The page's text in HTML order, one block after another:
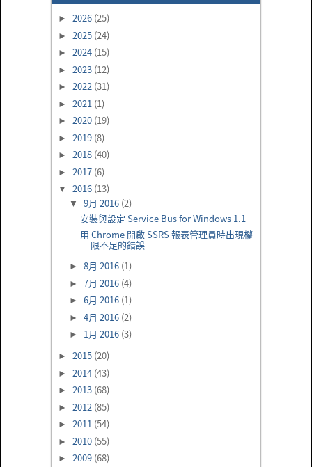
► 2026 (25)
► 2025 (24)
► 2024 (15)
► 2023 (12)
► 2022 (31)
► 2021 (1)
► 2020 (19)
► 2019 (8)
► 2018 (40)
► 2017 (6)
▼ 2016 (13)
▼ 9月 2016 (2)
安裝與設定 Service Bus for Windows 1.1
用 Chrome 開啟 SSRS 報表管理員時出現權
限不足的錯誤
► 8月 2016 (1)
► 7月 2016 (4)
► 6月 2016 (1)
► 4月 2016 (2)
► 1月 2016 (3)
► 2015 (20)
► 2014 (43)
► 2013 (68)
► 2012 (85)
► 2011 (54)
► 2010 (55)
► 2009 (68)